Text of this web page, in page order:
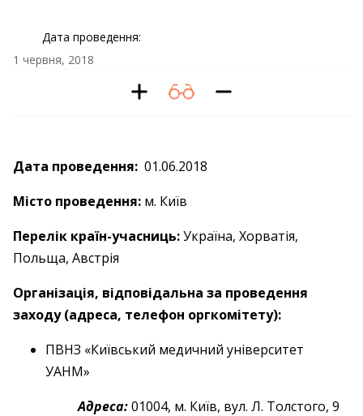
Дата проведення:
1 червня, 2018
Дата проведення: 01.06.2018
Місто проведення: м. Київ
Перелік країн-учасниць:Україна, Хорватія,
Польща, Австрія
Організація, відповідальна за проведення
заходу(адреса, телефон оргкомітету):
ПВНЗ «Київський медичний університет
УАНМ»
Адреса:01004, м. Київ, вул. Л. Толстого, 9